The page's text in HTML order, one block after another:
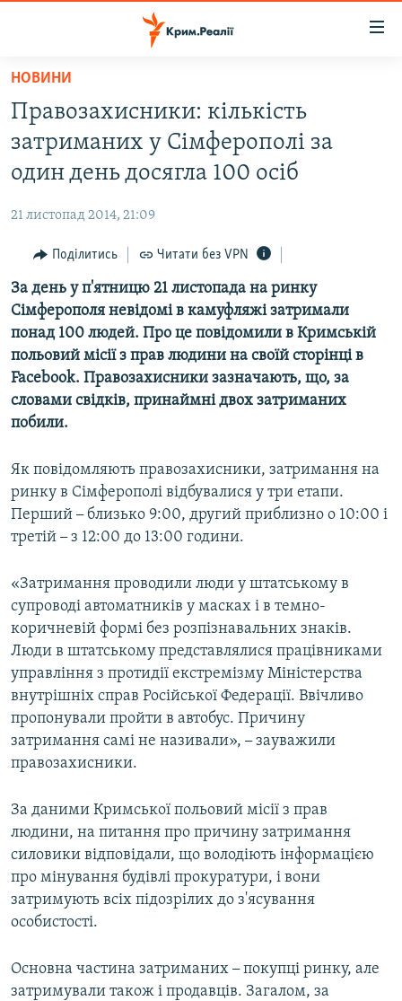
Перейти
основного
матеріалу
Перейти
до
основної
Перейти
пошуку
ВОДА.КРИМ
ВІДЕО ТА ФОТО
БЛОГИ
ПОГЛЯД
ІНТЕРВ'Ю
ВСЕ ЗА ДЕНЬ
СПЕЦПРОЕКТИ
ДЕПОРТАЦІЯ
ВІДЕОУРОКИ «ELIFBE»
УКРАЇНСЬКА ПРОБЛЕМА КРИМУ
ІНФОГРАФІКА
ЯК ОБІЙТИ БЛОКУВАННЯ
Qırımtatar
ДОЛУЧАЙСЯ!
Усі сайти RFE/RL
НОВИНИ
Правозахисники: кількість
затриманих у Сімферополі за
один день досягла 100 осіб
21 листопад 2014, 21:09
Поділитись Читати без VPN
За день у п'ятницю 21 листопада на ринку
Сімферополя невідомі в камуфляжі затримали
понад 100 людей. Про це повідомили в Кримській
польовий місії з прав людини на своїй сторінці в
Facebook. Правозахисники зазначають, що, за
словами свідків, принаймні двох затриманих
побили.
Як повідомляють правозахисники, затримання на
ринку в Сімферополі відбувалися у три етапи.
Перший –близько 9:00, другий приблизно о 10:00 і
третій –з 12:00 до 13:00 години.
«Затримання проводили люди у штатському в
супроводі автоматників у масках і в темно-
коричневій формі без розпізнавальних знаків.
Люди в штатському представлялися працівниками
управління з протидії екстремізму Міністерства
внутрішніх справ Російської Федерації. Ввічливо
пропонували пройти в автобус. Причину
затримання самі не називали», –зауважили
правозахисники.
За даними Кримської польовий місії з прав
людини, на питання про причину затримання
силовики відповідали, що володіють інформацією
про мінування будівлі прокуратури, і вони
затримують всіх підозрілих до з'ясування
особистості.
Основна частина затриманих –покупці ринку, але
затримували також і продавців. Загалом, за